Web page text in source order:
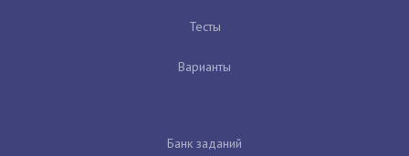
Тесты
Варианты
Банк заданий